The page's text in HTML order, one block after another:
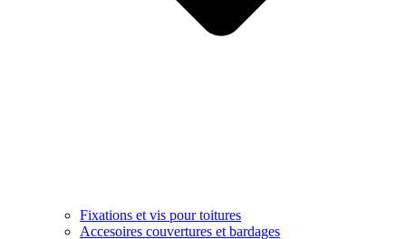
Fixations et vis pour toitures
Accesoires couvertures et bardages